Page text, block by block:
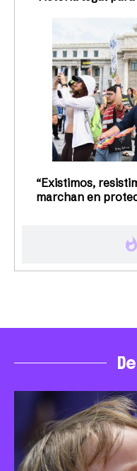
whatshot
“Existimos,
marchan en